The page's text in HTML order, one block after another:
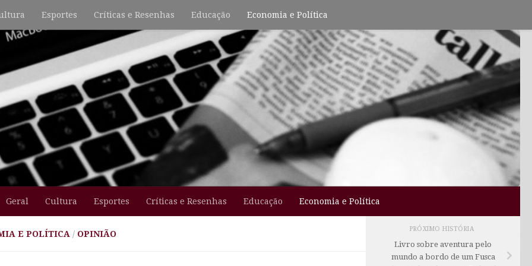
Esportes Críticas e Resenhas Educação Economia e Política
Geral Cultura Esportes Críticas e Resenhas Educação Economia e Política
E POLÍTICA / OPINIÃO
PRÓXIMO HISTÓRIA
Livro sobre aventura pelo
mundo a bordo de um Fusca